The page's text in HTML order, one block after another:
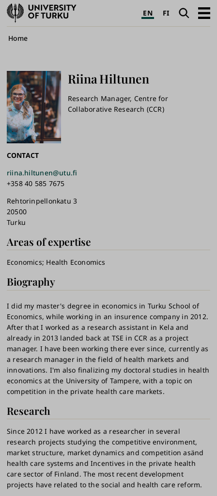
University
of
Turku
EN FI SearchOpen
Breadcrumb
Home
Riina Hiltunen
Research Manager, Centre for
Collaborative Research (CCR)
CONTACT
riina.hiltunen@utu.fi
+358 40 585 7675
Rehtorinpellonkatu 3
20500
Turku
Areas of expertise
Economics Health Economics
Biography
I did my master's degree in economics in Turku School of
Economics, while working in an insurence company in 2012.
After that I worked as a research assistant in Kela and
already in 2013 landed back at TSE in CCR as a project
manager. I have been working there ever since, currently as
a research manager in the field of health markets and
innovations. I'm also finalizing my doctoral studies in health
economics at the University of Tampere, with a topic on
competition in the private health care markets.
Research
Since 2012 I have worked as a researcher in several
research projects studying the competitive environment,
market structure, market dynamics and competition asänd
health care systems and Incentives in the private health
care sector of Finland. The most recent development
projects have related to the social and health care reform.